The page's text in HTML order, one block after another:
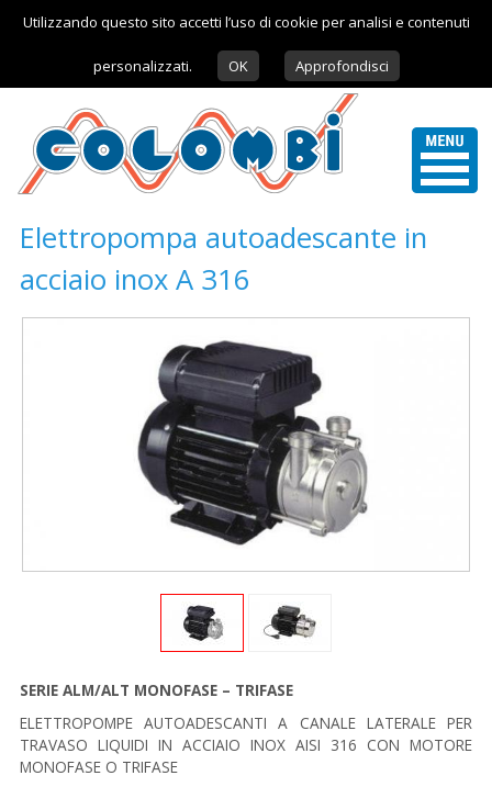
Utilizzando questo sito accetti l’uso di cookie per analisi e contenuti
personalizzati. OK Approfondisci
Elettropompa autoadescante in
acciaio inox A 316
SERIE ALM/ALT MONOFASE – TRIFASE
ELETTROPOMPE AUTOADESCANTI A CANALE LATERALE PER
TRAVASO LIQUIDI IN ACCIAIO INOX AISI 316 CON MOTORE
MONOFASE O TRIFASE